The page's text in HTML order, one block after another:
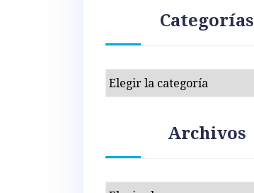
Categorías
Categorías
Archivos